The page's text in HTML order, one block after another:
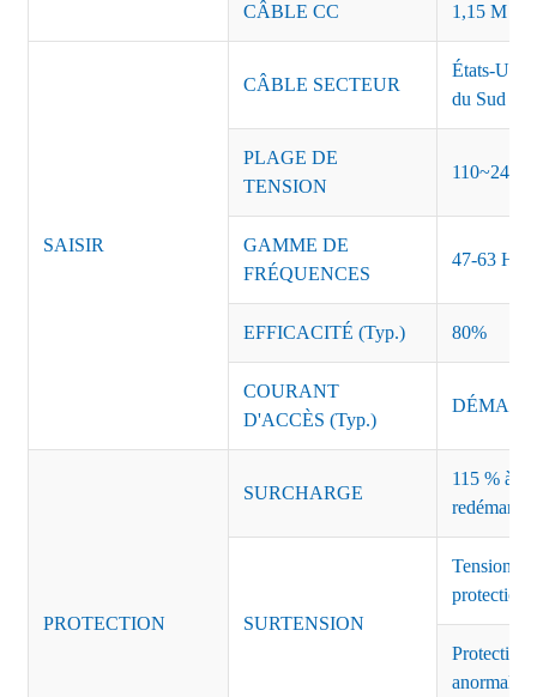
CÂBLE CC 1,15 M ou
SAISIR
CÂBLE SECTEUR
États-Unis
du Sud
PLAGE DE
TENSION
110~240
GAMME DE
FRÉQUENCES
47-63 Hz
EFFICACITÉ (Typ.) 80%
COURANT
D'ACCÈS (Typ.)
PROTECTION
SURCHARGE
115 % à
SURTENSION
Tension
protection
Protection
anormales